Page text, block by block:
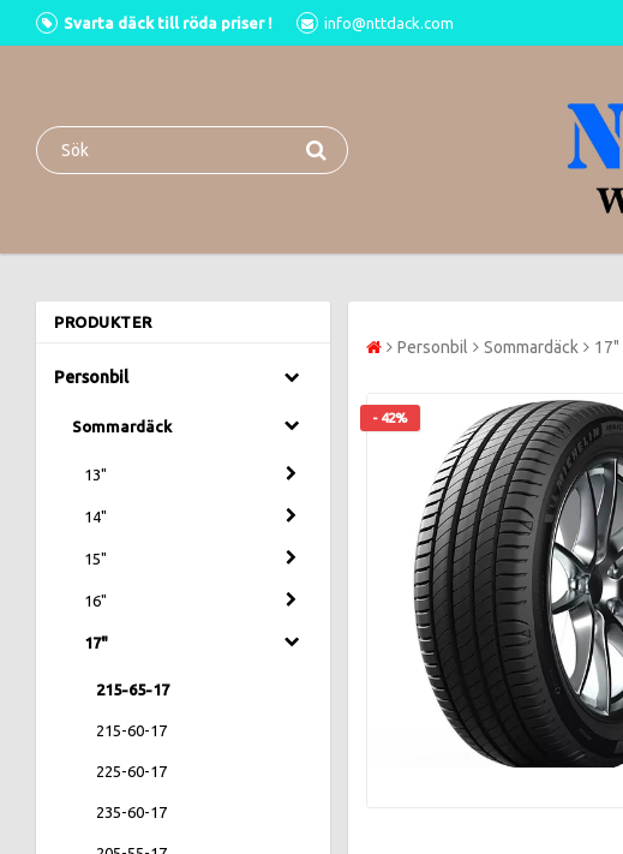
Svarta däck till röda priser ! info@nttdack.com
PRODUKTER
Personbil
Sommardäck
13"
14"
15"
16"
17"
215-65-17
215-60-17
225-60-17
235-60-17
Personbil Sommardäck 17"
- 42%